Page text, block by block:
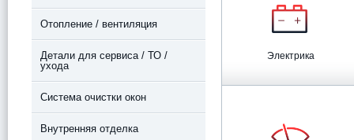
Отопление / вентиляция
Детали для сервиса / ТО /
ухода
Система очистки окон
Внутренняя отделка
Электрика